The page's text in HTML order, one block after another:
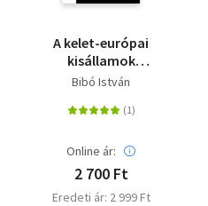
A kelet-európai
kisállamok
nyomorúsága -
40.
Bibó István
Online ár:
2 700 Ft
Eredeti ár: 2 999 Ft